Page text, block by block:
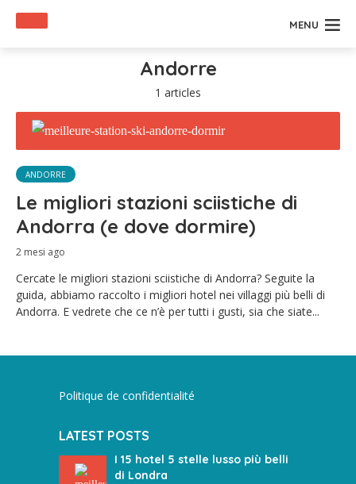
MENU
Andorre
1 articles
ANDORRE
Le migliori stazioni sciistiche di
Andorra (e dove dormire)
2 mesi ago
Cercate le migliori stazioni sciistiche di Andorra? Seguite la
guida, abbiamo raccolto i migliori hotel nei villaggi più belli di
Andorra. E vedrete che ce n’è per tutti i gusti, sia che siate...
Politique de confidentialité
LATEST POSTS
I 15 hotel 5 stelle lusso più belli
di Londra